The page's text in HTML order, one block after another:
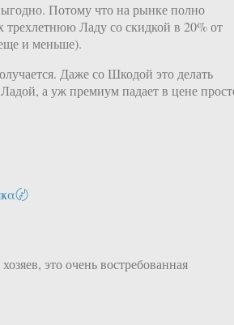
Потому что на рынке полно
Ладу со скидкой в 20% от
и меньше).
Даже со Шкодой это делать
а уж премиум падает в цене
〄
это очень востребованная